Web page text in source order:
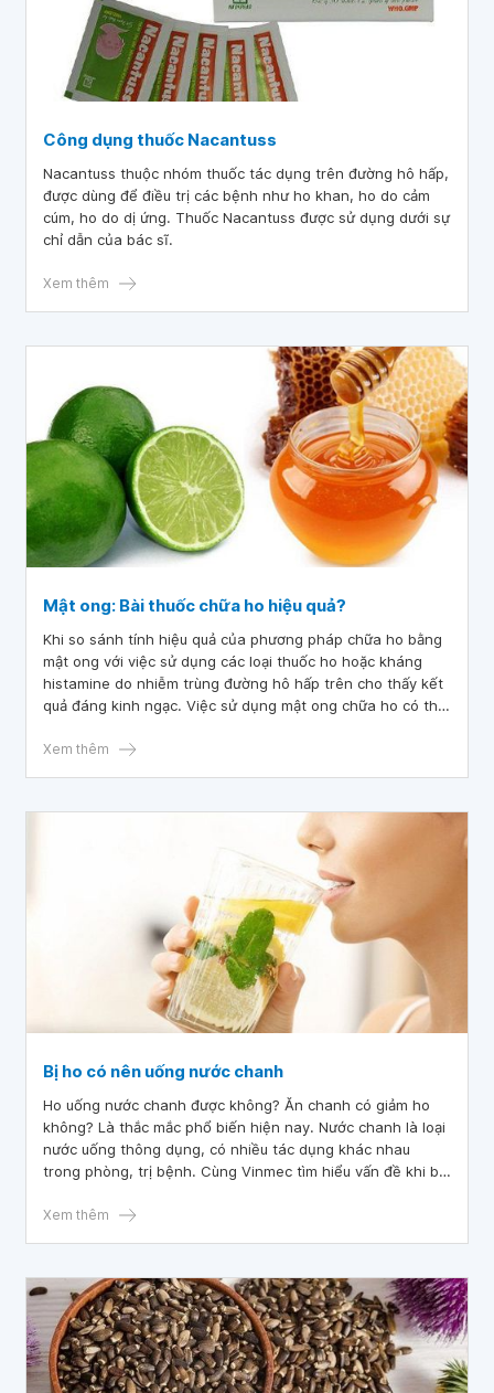
Công dụng thuốc Nacantuss
Nacantuss thuộc nhóm thuốc tác dụng trên đường hô hấp,
được dùng để điều trị các bệnh như ho khan, ho do cảm
cúm, ho do dị ứng. Thuốc Nacantuss được sử dụng dưới sự
chỉ dẫn của bác sĩ.
Xem thêm
Mật ong: Bài thuốc chữa ho hiệu quả?
Khi so sánh tính hiệu quả của phương pháp chữa ho bằng
mật ong với việc sử dụng các loại thuốc ho hoặc kháng
histamine do nhiễm trùng đường hô hấp trên cho thấy kết
quả đáng kinh ngạc. Việc sử dụng mật ong chữa ho có thể
thuốc đó.
Xem thêm
Bị ho có nên uống nước chanh
Ho uống nước chanh được không? Ăn chanh có giảm ho
không? Là thắc mắc phổ biến hiện nay. Nước chanh là loại
nước uống thông dụng, có nhiều tác dụng khác nhau
trong phòng, trị bệnh. Cùng Vinmec tìm hiểu vấn đề khi bị
Xem thêm